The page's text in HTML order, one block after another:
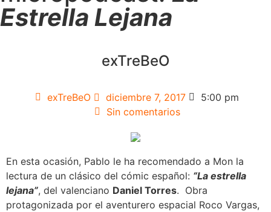
Estrella Lejana
exTreBeO
exTreBeO diciembre 7, 2017
5:00 pm
Sin comentarios
En esta ocasión, Pablo le ha recomendado a Mon la
lectura de un clásico del cómic español: “La estrella
lejana”, del valenciano Daniel Torres. Obra
protagonizada por el aventurero espacial Roco Vargas,